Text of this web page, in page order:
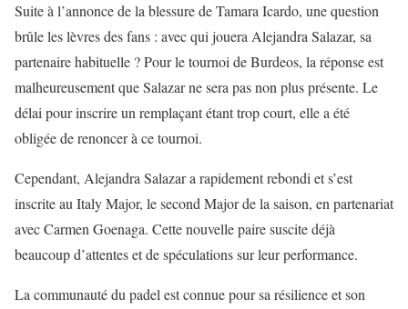
Suite à l’annonce de la blessure de Tamara Icardo, une question
brûle les lèvres des fans : avec qui jouera Alejandra Salazar, sa
partenaire habituelle ? Pour le tournoi de Burdeos, la réponse est
malheureusement que Salazar ne sera pas non plus présente. Le
délai pour inscrire un remplaçant étant trop court, elle a été
obligée de renoncer à ce tournoi.
Cependant, Alejandra Salazar a rapidement rebondi et s’est
inscrite au Italy Major, le second Major de la saison, en partenariat
avec Carmen Goenaga. Cette nouvelle paire suscite déjà
beaucoup d’attentes et de spéculations sur leur performance.
La communauté du padel est connue pour sa résilience et son